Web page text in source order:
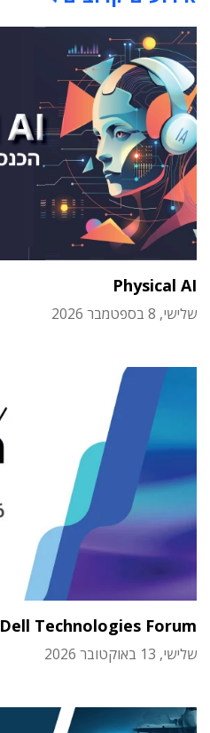
Physical AI
שלישי, 8 בספטמבר 2026
Dell Technologies Forum
שלישי, 13 באוקטובר 2026